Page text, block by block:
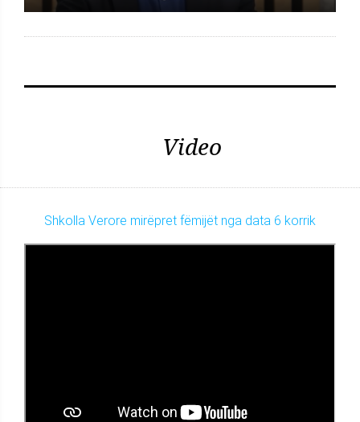
Video
Shkolla Verore mirëpret fëmijët nga data 6 korrik